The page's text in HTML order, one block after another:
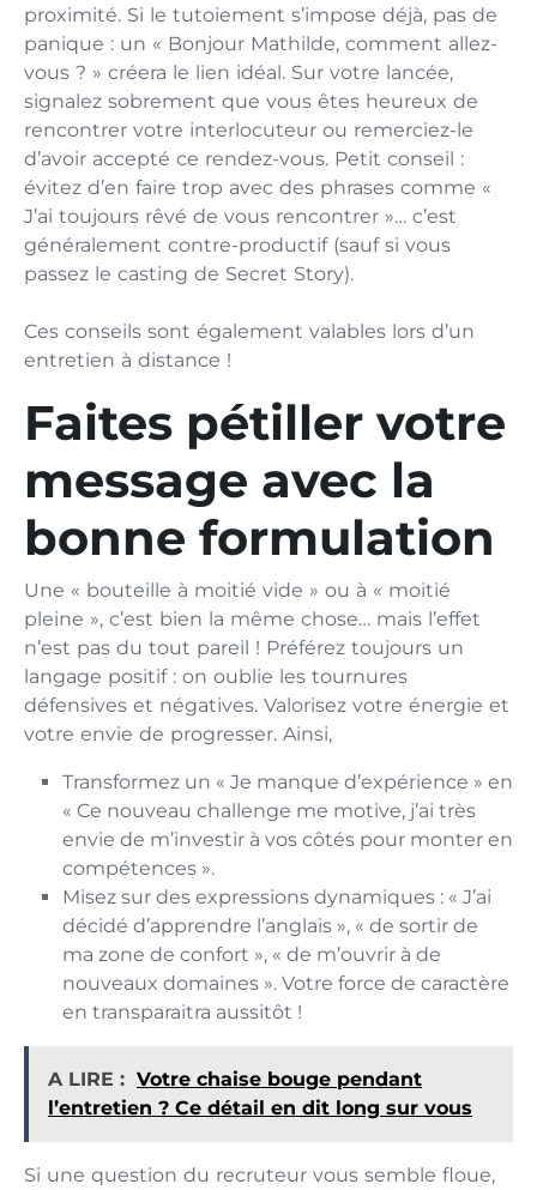
proximité. Si le tutoiement s’impose déjà, pas de
panique : un « Bonjour Mathilde, comment allez-
vous ? » créera le lien idéal. Sur votre lancée,
signalez sobrement que vous êtes heureux de
rencontrer votre interlocuteur ou remerciez-le
d’avoir accepté ce rendez-vous. Petit conseil :
évitez d’en faire trop avec des phrases comme «
J’ai toujours rêvé de vous rencontrer »… c’est
généralement contre-productif (sauf si vous
passez le casting de Secret Story).
Ces conseils sont également valables lors d’un
entretien à distance !
Faites pétiller votre
message avec la
bonne formulation
Une « bouteille à moitié vide » ou à « moitié
pleine », c’est bien la même chose… mais l’effet
n’est pas du tout pareil ! Préférez toujours un
langage positif : on oublie les tournures
défensives et négatives. Valorisez votre énergie et
votre envie de progresser. Ainsi,
Transformez un « Je manque d’expérience » en
« Ce nouveau challenge me motive, j’ai très
envie de m’investir à vos côtés pour monter en
compétences ».
Misez sur des expressions dynamiques : « J’ai
décidé d’apprendre l’anglais », « de sortir de
ma zone de confort », « de m’ouvrir à de
nouveaux domaines ». Votre force de caractère
en transparaitra aussitôt !
A LIRE : Votre chaise bouge pendant
l’entretien ? Ce détail en dit long sur vous
Si une question du recruteur vous semble floue,